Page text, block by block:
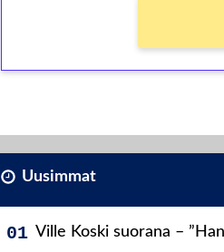
Uusimmat
Ville Koski suorana –